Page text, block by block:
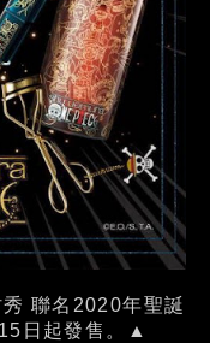
聯名2020年聖誕
日起發售。▲